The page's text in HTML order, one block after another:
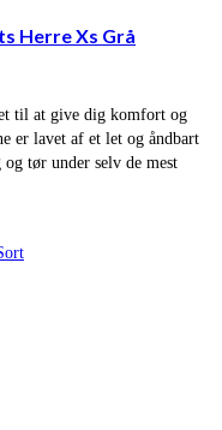
Herre Xs Grå
til at give dig komfort og
er lavet af et let og åndbart
tør under selv de mest